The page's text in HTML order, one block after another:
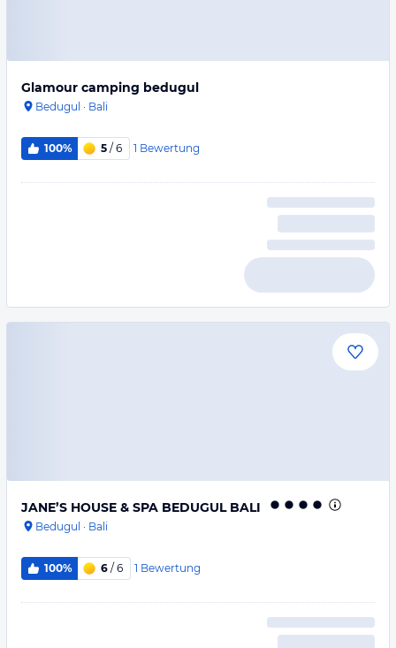
Glamour camping bedugul
Bedugul · Bali
100% 5 / 6 1 Bewertung
JANE’S HOUSE & SPA BEDUGUL BALI
Bedugul · Bali
100% 6 / 6 1 Bewertung